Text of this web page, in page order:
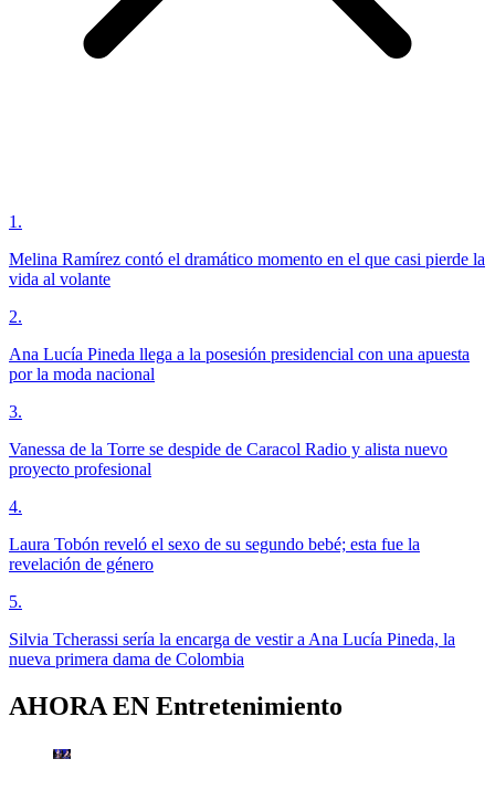
1.
Melina Ramírez contó el dramático momento en el que casi pierde la
vida al volante
2.
Ana Lucía Pineda llega a la posesión presidencial con una apuesta
por la moda nacional
3.
Vanessa de la Torre se despide de Caracol Radio y alista nuevo
proyecto profesional
4.
Laura Tobón reveló el sexo de su segundo bebé; esta fue la
revelación de género
5.
Silvia Tcherassi sería la encarga de vestir a Ana Lucía Pineda, la
nueva primera dama de Colombia
AHORA EN Entretenimiento